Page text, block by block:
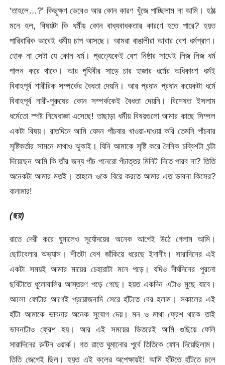
‘তাহলে…?’ কিছুক্ষণ ভেবেও আর কোন কারণ খুঁজে পাচ্ছিলাম না আমি। হঠাত্‍
মনে হল, বিষয়টা কি ধর্মীয় কোন বাধ্যবাধকতার কারণে হতে পারে? হয়ত
পারিবারিক ভাবেই ধর্মীয় চাপ আসছে। আমরা বাঙালীরা আবার বেশ ধর্মপ্রাণ।
হোক না সেটা যে কোন ধর্ম। প্রত্যেকেই বেশ নিষ্ঠার সাথেই নিজ নিজ ধর্ম
পালন করে থাকে। আর পৃথিবীর সাড়ে চার হাজার ধর্মের অধিকাংশ ধর্মই
বিবাহপূর্ব শারীরিক সম্পর্কের বৈধতা দেয়নি। আর প্রধান প্রধান কয়েকটা ধর্মে
বিবাহপূর্ব নারী-পুরুষের কোন সম্পর্ককেই বৈধতা দেয়নি। বিশেষত ইসলাম
ধর্মেতো স্পষ্ট নিষেধাজ্ঞা এসেছে! তাছাড়া ধর্মীয় বিষয়গুলো আমার কাছে সিম্পল
একটা বিষয়। রাতদিনে আমি যেমন পাঁচবার খাওয়া-দাওয়া করি তেমনি পাঁচবার
সৃষ্টিকর্তার সামনে মাথাও ঝুকাই। যিনি আমাকে সৃষ্টি করে দৈনিক চব্বিশটা ঘন্টা
দিয়েছেন আমি কি তাঁর জন্য পাঁচ পনেরো পঁচাত্তর মিনিট দিতে পারব না? তিতি
অনেকটা আমার মতই। তাহলে ওকে বিয়ে করতে আমার এত ভাবনা কিসের?
বালামার!
(ছয়)
রাতে দেরী করে ঘুমালেও সূর্যোদয়ের অনেক আগেই উঠে গেলাম আমি।
ছোটবেলার অভ্যাস। শীতটা বেশ জাঁকিয়ে ধরেছে ইদানীং। সারাদিনের এই
একটা সময়ই আমার মায়ের চেহারাটা মনে পড়ে। যদিও দীর্ঘদিনের পুরনো
ছবিটাতে ধূলোবালির আস্তরণ পড়ে গেছে। হয়ত একদিন এটাও মুছে যাবে।
আলো ফোটার আগেই প্রয়োজনাদি সেরে হাঁটতে বের হলাম। সকালের এই
হাঁটা আমাকে ভাবনার অনেক সুযোগ দেয়। মন ও মাথা ফ্রেশ থাকে তাই
ভাবনাটাও ফ্রেশ হয়। আর এই সময়ের ভিতরেই আমি গুছিয়ে ফেলি
সারাদিনের রুটিন ওয়ার্ক। গত রাতে ঘুমানোর পূর্বে তিতিকে ফোন দিয়েছিলাম।
তিতি জেগেই ছিল। হয়ত এই কলের অপেক্ষায়ই! আমি হাঁটতে হাঁটতে চলে